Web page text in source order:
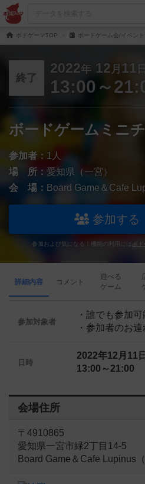
ボドゲーマTOP ボードゲーム会/イベント
終了
2022年 12 月 11 日
13:00～
ボードゲームミニ
参加者： 1人
場 所： 愛知県（一宮）
会 場： Board Game＆Cafe
参加する
参加および気になる！機能の利用には ボ
詳細内容 コメント
遊べる
ゲーム
参加対象者
・誰でも参加可
・参加者のお連
日時
2022年12月11
13:00～21:00
会場住所
〒4910865
愛知県一宮市緑2丁目14-5
Board Game＆Cafe Lupinus（